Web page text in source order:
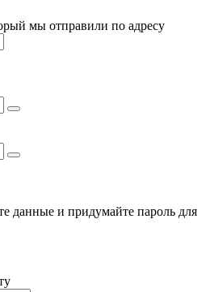
мы отправили по адресу
данные и придумайте пароль для